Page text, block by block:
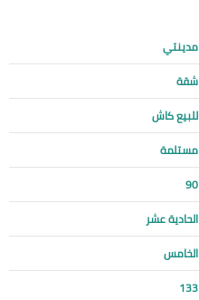
مدينتي
شقة
للبيع كاش
مستلمة
90
الحادية عشر
الخامس
133